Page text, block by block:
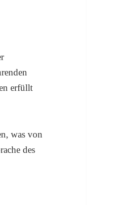
erfüllt
was von
des